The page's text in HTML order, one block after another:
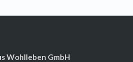
Wohlleben GmbH